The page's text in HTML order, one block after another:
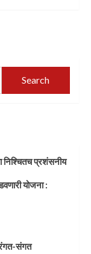
Search
निश्चितच प्रशंसनीय
योजना :
संगत